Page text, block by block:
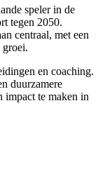
speler in de
tegen 2050.
centraal, met een
groei.
en coaching.
duurzamere
impact te maken in